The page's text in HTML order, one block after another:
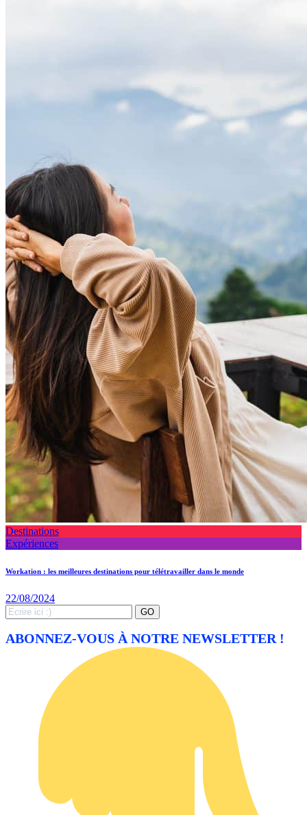
Destinations
Expériences
Workation : les meilleures destinations pour télétravailler dans le monde
22/08/2024
Search
for:
GO
ABONNEZ-VOUS À NOTRE NEWSLETTER !